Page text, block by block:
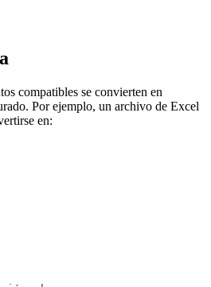
compatibles se convierten en
Por ejemplo, un archivo de Excel
en: